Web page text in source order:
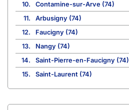
10.
Contamine-sur-Arve (74)
11.
Arbusigny (74)
12.
Faucigny (74)
13.
Nangy (74)
14.
Saint-Pierre-en-Faucigny (74)
15.
Saint-Laurent (74)